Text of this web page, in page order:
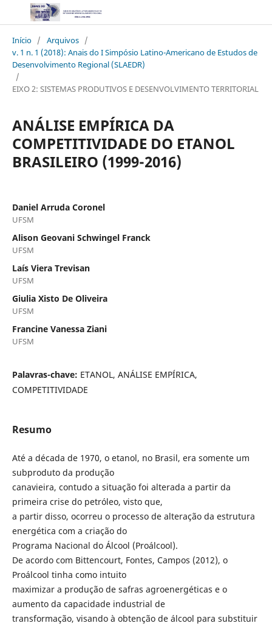
Início / Arquivos /
v. 1 n. 1 (2018): Anais do I Simpósio Latino-Americano de Estudos de
Desenvolvimento Regional (SLAEDR)
/
EIXO 2: SISTEMAS PRODUTIVOS E DESENVOLVIMENTO TERRITORIAL
ANÁLISE EMPÍRICA DA
COMPETITIVIDADE DO ETANOL
BRASILEIRO (1999-2016)
Daniel Arruda Coronel
UFSM
Alison Geovani Schwingel Franck
UFSM
Laís Viera Trevisan
UFSM
Giulia Xisto De Oliveira
UFSM
Francine Vanessa Ziani
UFSM
Palavras-chave: ETANOL, ANÁLISE EMPÍRICA,
COMPETITIVIDADE
Resumo
Até a década de 1970, o etanol, no Brasil, era somente um
subproduto da produção
canavieira, contudo a situação foi alterada a partir da
primeira crise do petróleo, visto que,
a partir disso, ocorreu o processo de alteração da estrutura
energética com a criação do
Programa Nacional do Álcool (Proálcool).
De acordo com Bittencourt, Fontes, Campos (2012), o
Proálcool tinha como intuito
maximizar a produção de safras agroenergéticas e o
aumento da capacidade industrial de
transformação, visando à obtenção de álcool para substituir